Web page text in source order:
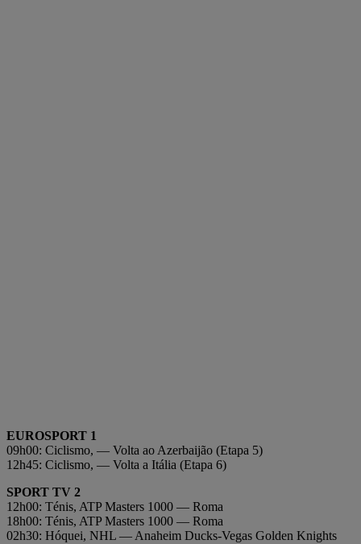
EUROSPORT 1
09h00: Ciclismo, — Volta ao Azerbaijão (Etapa 5)
12h45: Ciclismo, — Volta a Itália (Etapa 6)
SPORT TV 2
12h00: Ténis, ATP Masters 1000 — Roma
18h00: Ténis, ATP Masters 1000 — Roma
02h30: Hóquei, NHL — Anaheim Ducks-Vegas Golden Knights